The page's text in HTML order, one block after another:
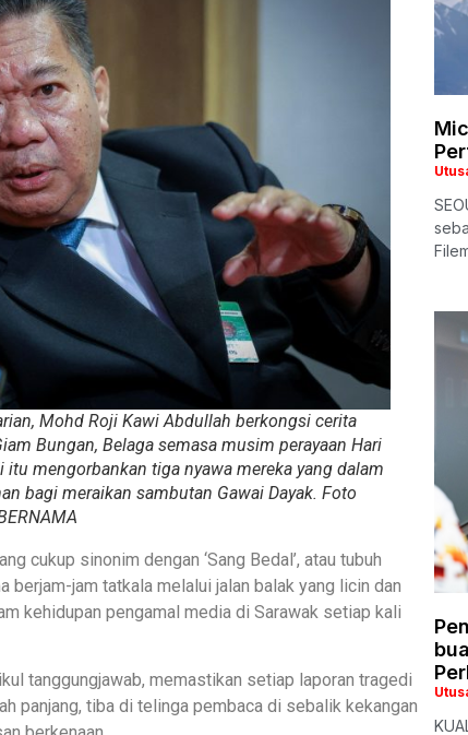
Mohd Roji Kawi Abdullah berkongsi cerita
Bungan, Belaga semasa musim perayaan Hari
mengorbankan tiga nyawa mereka yang dalam
bagi meraikan sambutan Gawai Dayak. Foto
cukup sinonim dengan ‘Sang Bedal’, atau tubuh
berjam-jam tatkala melalui jalan balak yang licin dan
kehidupan pengamal media di Sarawak setiap kali
tanggungjawab, memastikan setiap laporan tragedi
panjang, tiba di telinga pembaca di sebalik kekangan